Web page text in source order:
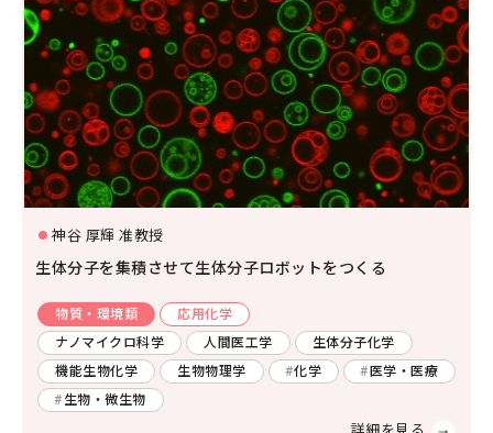
電気・電子
土木 廃棄物
環境
エネルギー
燃焼 自動車
船舶・海洋
農学
農芸化学
生産環境農学
生物学
分子生物学
構造生物化学 機能生物化学
薬学及び基礎医学
薬学
生体の構造と機能
臨床医学
神谷 厚輝 准教授
生体分子を集積させて生体分子ロボットをつくる
物質・環境類
応用化学
ナノマイクロ科学
人間医工学
生体分子化学
機能生物化学
生物物理学 化学
医学・医療
生物・微生物